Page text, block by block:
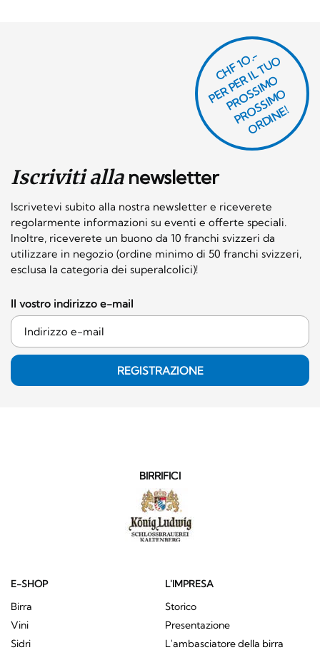
Iscriviti allanewsletter
Iscrivetevi subito alla nostra newsletter e riceverete
regolarmente informazioni su eventi e offerte speciali.
Inoltre, riceverete un buono da 10 franchi svizzeri da
utilizzare in negozio (ordine minimo di 50 franchi svizzeri,
esclusa la categoria dei superalcolici)!
CHF 1O.-
P
E
R
P
E
R I
L
T
U
O
P
R
O
S
SI
M
O
P
R
O
S
SI
M
O
O
R
DI
N
E!
Il vostro indirizzo e-mail
REGISTRAZIONE
BIRRIFICI
E-SHOP
Birra
Vini
Sidri
L'IMPRESA
Storico
Presentazione
L'ambasciatore della birra